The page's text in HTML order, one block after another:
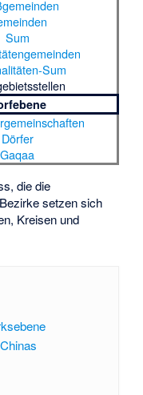
Sum
Sum
Dörfer
Gaqaa
die die
setzen sich
Kreisen und